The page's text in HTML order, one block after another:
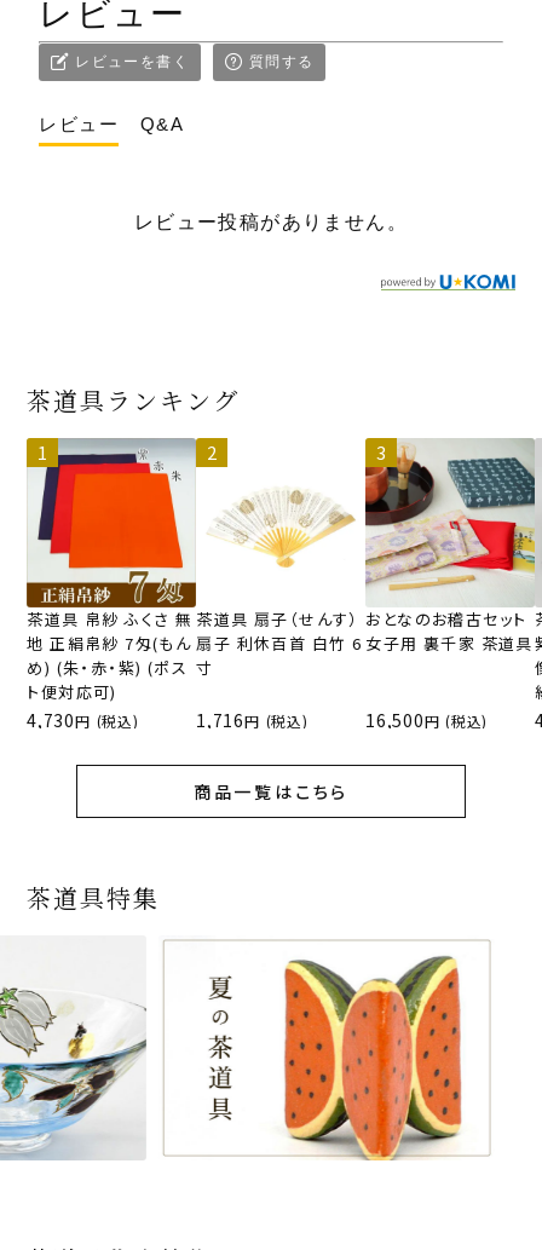
レビュー
レビューを書く 質問する
レビュー Q&A
レビュー投稿がありません。
茶道具ランキング
茶道具 帛紗 ふくさ 無
地 正絹帛紗 7匁(もん
め) (朱・赤・紫) (ポス
ト便対応可)
4,730 (税込)
茶道具 扇子（せんす）
扇子 利休百首 白竹 6
寸
1,716 (税込)
おとなのお稽古セット
女子用 裏千家 茶道具
16,500 (税込)
商品一覧はこちら
茶道具特集